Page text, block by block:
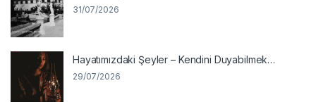
31/07/2026
Hayatımızdaki Şeyler – Kendini Duyabilmek…
29/07/2026